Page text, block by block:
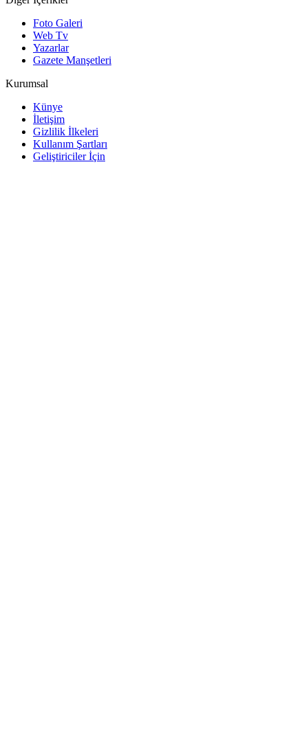
Foto Galeri
Web Tv
Yazarlar
Gazete Manşetleri
Kurumsal
Künye
İletişim
Gizlilik İlkeleri
Kullanım Şartları
Geliştiriciler İçin